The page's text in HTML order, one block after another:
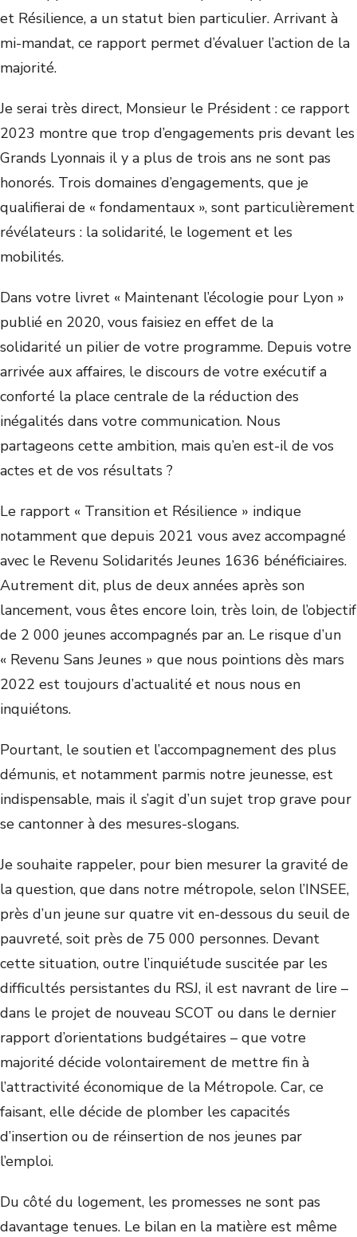
et Résilience, a un statut bien particulier. Arrivant à
mi-mandat, ce rapport permet d’évaluer l’action de la
majorité.
Je serai très direct, Monsieur le Président : ce rapport
2023 montre que trop d’engagements pris devant les
Grands Lyonnais il y a plus de trois ans ne sont pas
honorés. Trois domaines d’engagements, que je
qualifierai de « fondamentaux », sont particulièrement
révélateurs : la solidarité, le logement et les
mobilités.
Dans votre livret « Maintenant l’écologie pour Lyon »
publié en 2020, vous faisiez en effet de la
solidarité un pilier de votre programme. Depuis votre
arrivée aux affaires, le discours de votre exécutif a
conforté la place centrale de la réduction des
inégalités dans votre communication. Nous
partageons cette ambition, mais qu’en est-il de vos
actes et de vos résultats ?
Le rapport « Transition et Résilience » indique
notamment que depuis 2021 vous avez accompagné
avec le Revenu Solidarités Jeunes 1636 bénéficiaires.
Autrement dit, plus de deux années après son
lancement, vous êtes encore loin, très loin, de l’objectif
de 2 000 jeunes accompagnés par an. Le risque d’un
« Revenu Sans Jeunes » que nous pointions dès mars
2022 est toujours d’actualité et nous nous en
inquiétons.
Pourtant, le soutien et l’accompagnement des plus
démunis, et notamment parmis notre jeunesse, est
indispensable, mais il s’agit d’un sujet trop grave pour
se cantonner à des mesures-slogans.
Je souhaite rappeler, pour bien mesurer la gravité de
la question, que dans notre métropole, selon l’INSEE,
près d’un jeune sur quatre vit en-dessous du seuil de
pauvreté, soit près de 75 000 personnes. Devant
cette situation, outre l’inquiétude suscitée par les
difficultés persistantes du RSJ, il est navrant de lire –
dans le projet de nouveau SCOT ou dans le dernier
rapport d’orientations budgétaires – que votre
majorité décide volontairement de mettre fin à
l’attractivité économique de la Métropole. Car, ce
faisant, elle décide de plomber les capacités
d’insertion ou de réinsertion de nos jeunes par
l’emploi.
Du côté du logement, les promesses ne sont pas
davantage tenues. Le bilan en la matière est même